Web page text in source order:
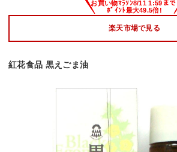
楽天市場で見る
紅花食品 黒えごま油